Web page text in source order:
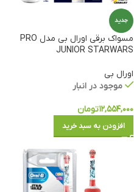
جدید
مسواک برقی اورال بی مدل PRO
JUNIOR STARWARS
اورال بی
موجود در انبار
۱۲,۵۵۴,۰۰۰تومان
افزودن به سبد خرید